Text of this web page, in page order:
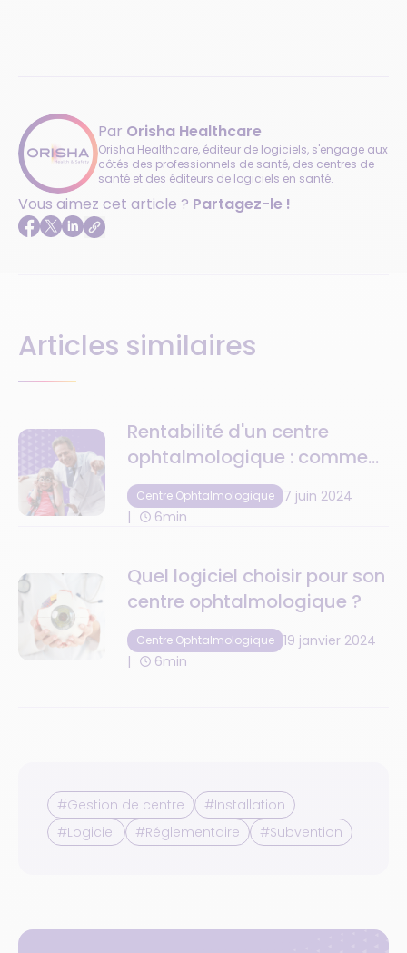
Par Orisha Healthcare
Orisha Healthcare, éditeur de logiciels, s'engage aux
côtés des professionnels de santé, des centres de
santé et des éditeurs de logiciels en santé.
Vous aimez cet article ? Partagez-le !
Articles similaires
Rentabilité d'un centre
ophtalmologique : comment
l’augmenter ?
Centre Ophtalmologique
7 juin 2024
6min
Quel logiciel choisir pour son
centre ophtalmologique ?
Centre Ophtalmologique 19 janvier 2024
6min
#Gestion de centre
#Installation
#Logiciel
#Réglementaire #Subvention